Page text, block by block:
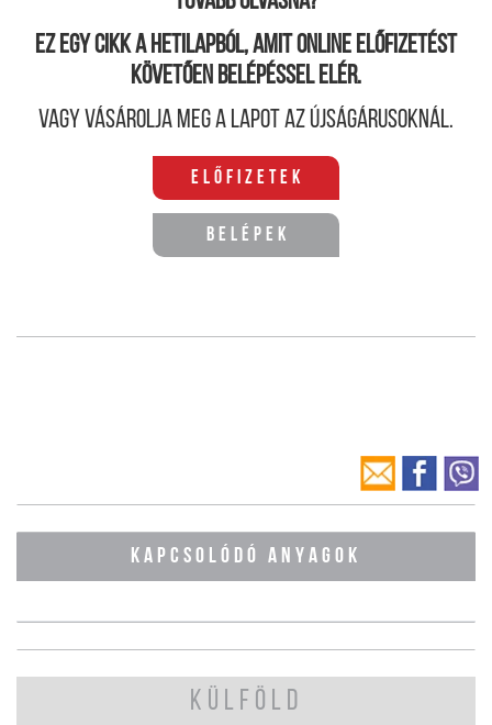
Ez egy cikk a hetilapból, amit online előfizetést
követően belépéssel elér.
Vagy vásárolja meg a lapot az újságárusoknál.
Előfizetek
Belépek
KAPCSOLÓDÓ ANYAGOK
KÜLFÖLD